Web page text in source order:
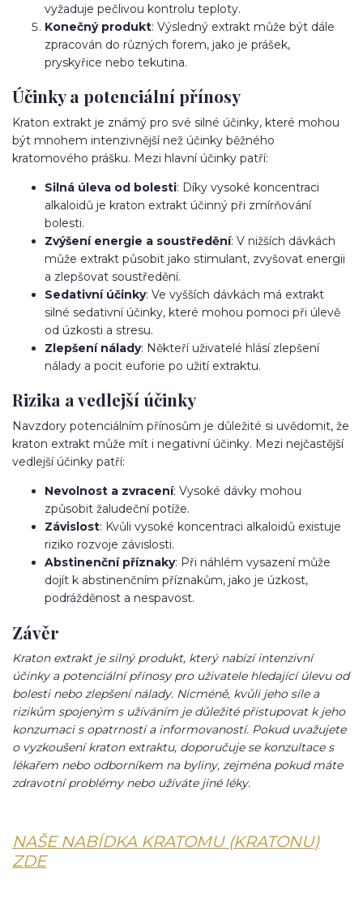
vyžaduje pečlivou kontrolu teploty.
Konečný produkt: Výsledný extrakt může být dále
zpracován do různých forem, jako je prášek,
pryskyřice nebo tekutina.
Účinky a potenciální přínosy
Kraton extrakt je známý pro své silné účinky, které mohou
být mnohem intenzivnější než účinky běžného
kratomového prášku. Mezi hlavní účinky patří:
Silná úleva od bolesti: Díky vysoké koncentraci
alkaloidů je kraton extrakt účinný při zmírňování
bolesti.
Zvýšení energie a soustředění: V nižších dávkách
může extrakt působit jako stimulant, zvyšovat energii
a zlepšovat soustředění.
Sedativní účinky: Ve vyšších dávkách má extrakt
silné sedativní účinky, které mohou pomoci při úlevě
od úzkosti a stresu.
Zlepšení nálady: Někteří uživatelé hlásí zlepšení
nálady a pocit euforie po užití extraktu.
Rizika a vedlejší účinky
Navzdory potenciálním přínosům je důležité si uvědomit, že
kraton extrakt může mít i negativní účinky. Mezi nejčastější
vedlejší účinky patří:
Nevolnost a zvracení: Vysoké dávky mohou
způsobit žaludeční potíže.
Závislost: Kvůli vysoké koncentraci alkaloidů existuje
riziko rozvoje závislosti.
Abstinenční příznaky: Při náhlém vysazení může
dojít k abstinenčním příznakům, jako je úzkost,
podrážděnost a nespavost.
Závěr
Kraton extrakt je silný produkt, který nabízí intenzivní
účinky a potenciální přínosy pro uživatele hledající úlevu od
bolesti nebo zlepšení nálady. Nicméně, kvůli jeho síle a
rizikům spojeným s užíváním je důležité přistupovat k jeho
konzumaci s opatrností a informovaností. Pokud uvažujete
o vyzkoušení kraton extraktu, doporučuje se konzultace s
lékařem nebo odborníkem na byliny, zejména pokud máte
zdravotní problémy nebo užíváte jiné léky.
NAŠE NABÍDKA KRATOMU (KRATONU)
ZDE